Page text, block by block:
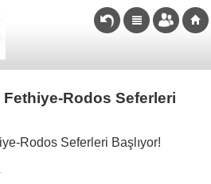
Fethiye-Rodos Seferleri
Rodos Seferleri Başlıyor!